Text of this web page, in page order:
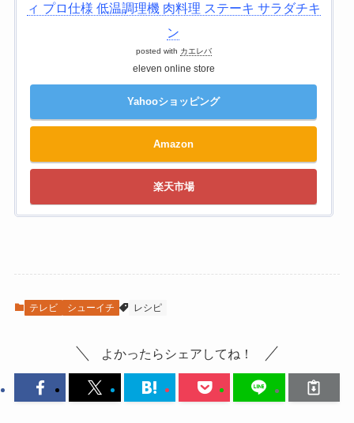
ィ プロ仕様 低温調理機 肉料理 ステーキ サラダチキ
ン
posted with カエレバ
eleven online store
Yahooショッピング
Amazon
楽天市場
テレビ シューイチ レシピ
よかったらシェアしてね！